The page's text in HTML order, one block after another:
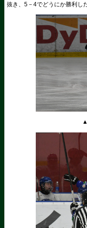
抜き、5－4でどうにか勝利した